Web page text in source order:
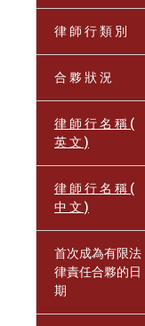
律 師 行 類 別
合 夥 狀 況
律 師 行 名 稱 (
英 文 )
律 師 行 名 稱 (
中 文 )
首次成為有限法
律責任合夥的日
期